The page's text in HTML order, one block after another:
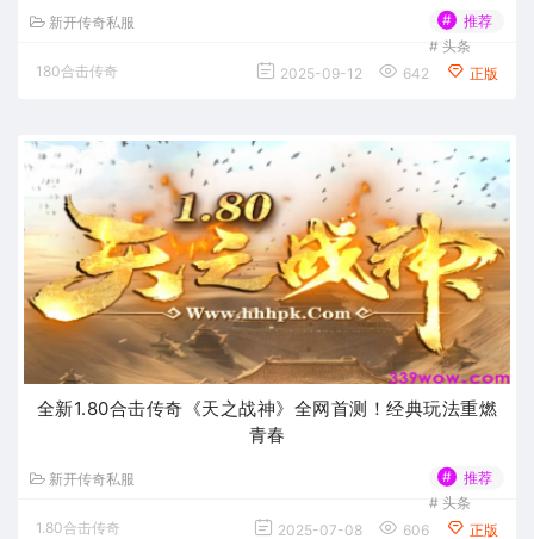
新开传奇私服 #
推荐
# 头条
180合击传奇
2025-09-12 642 正版
全新1.80合击传奇《天之战神》全网首测！经典玩法重燃
青春
新开传奇私服 #
推荐
# 头条
1.80合击传奇
2025-07-08 606 正版